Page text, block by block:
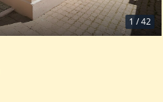
1 /42